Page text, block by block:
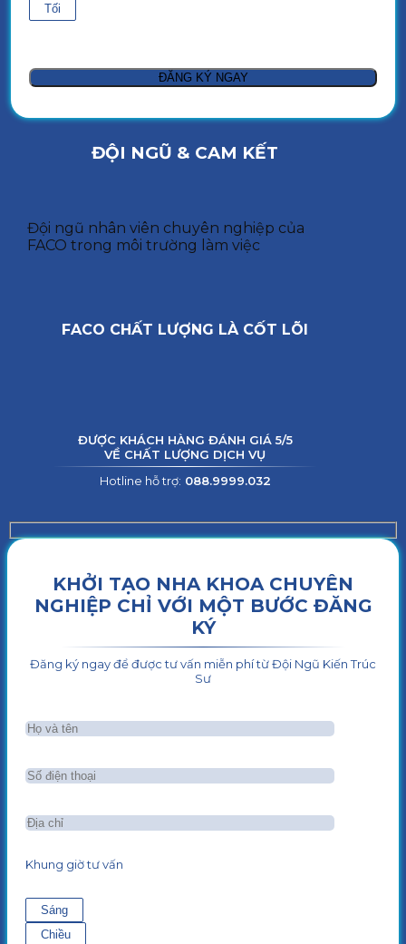
Tối
ĐỘI NGŨ & CAM KẾT
Đội ngũ nhân viên chuyên nghiệp của
FACO trong môi trường làm việc
FACO CHẤT LƯỢNG LÀ CỐT LÕI
ĐƯỢC KHÁCH HÀNG ĐÁNH GIÁ 5/5
VỀ CHẤT LƯỢNG DỊCH VỤ
Hotline hỗ trợ: 088.9999.032
KHỞI TẠO NHA KHOA CHUYÊN
NGHIỆP CHỈ VỚI MỘT BƯỚC ĐĂNG
KÝ
Đăng ký ngay để được tư vấn miễn phí từ Đội Ngũ Kiến Trúc
Sư
Khung giờ tư vấn
Sáng
Chiều